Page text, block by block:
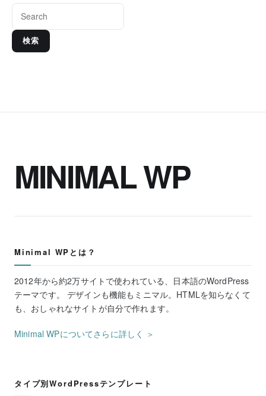
検索
MINIMAL WP
Minimal WPとは？
2012年から約2万サイトで使われている、日本語のWordPress
テーマです。 デザインも機能もミニマル。HTMLを知らなくて
も、おしゃれなサイトが自分で作れます。
Minimal WPについてさらに詳しく ＞
タイプ別WordPressテンプレート